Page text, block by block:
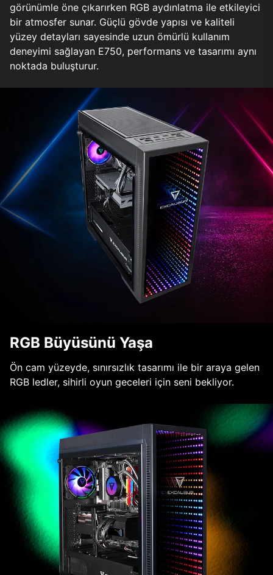
görünümle öne çıkarırken RGB aydınlatma ile etkileyici
bir atmosfer sunar. Güçlü gövde yapısı ve kaliteli
yüzey detayları sayesinde uzun ömürlü kullanım
deneyimi sağlayan E750, performans ve tasarımı aynı
noktada buluşturur.
RGB Büyüsünü Yaşa
Ön cam yüzeyde, sınırsızlık tasarımı ile bir araya gelen
RGB ledler, sihirli oyun geceleri için seni bekliyor.